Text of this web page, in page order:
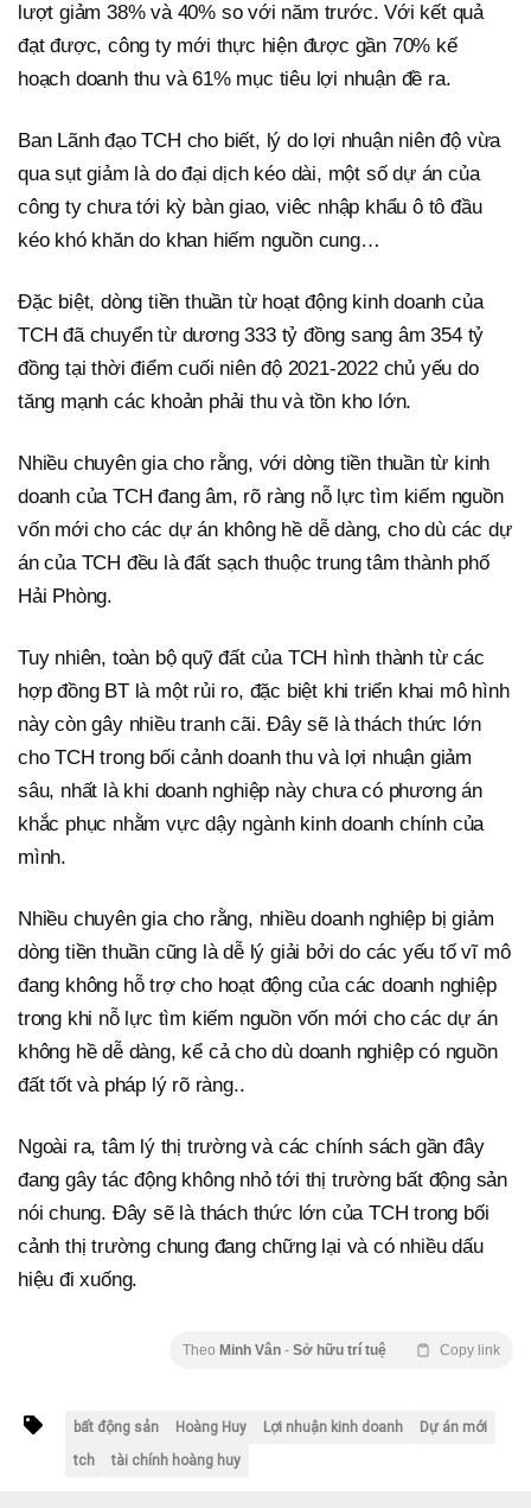
lượt giảm 38% và 40% so với năm trước. Với kết quả
đạt được, công ty mới thực hiện được gần 70% kế
hoạch doanh thu và 61% mục tiêu lợi nhuận đề ra.
Ban Lãnh đạo TCH cho biết, lý do lợi nhuận niên độ vừa
qua sụt giảm là do đại dịch kéo dài, một số dự án của
công ty chưa tới kỳ bàn giao, viêc nhập khẩu ô tô đầu
kéo khó khăn do khan hiếm nguồn cung…
Đặc biệt, dòng tiền thuần từ hoạt động kinh doanh của
TCH đã chuyển từ dương 333 tỷ đồng sang âm 354 tỷ
đồng tại thời điểm cuối niên độ 2021-2022 chủ yếu do
tăng mạnh các khoản phải thu và tồn kho lớn.
Nhiều chuyên gia cho rằng, với dòng tiền thuần từ kinh
doanh của TCH đang âm, rõ ràng nỗ lực tìm kiếm nguồn
vốn mới cho các dự án không hề dễ dàng, cho dù các dự
án của TCH đều là đất sạch thuộc trung tâm thành phố
Hải Phòng.
Tuy nhiên, toàn bộ quỹ đất của TCH hình thành từ các
hợp đồng BT là một rủi ro, đặc biệt khi triển khai mô hình
này còn gây nhiều tranh cãi. Đây sẽ là thách thức lớn
cho TCH trong bối cảnh doanh thu và lợi nhuận giảm
sâu, nhất là khi doanh nghiệp này chưa có phương án
khắc phục nhằm vực dậy ngành kinh doanh chính của
mình.
Nhiều chuyên gia cho rằng, nhiều doanh nghiệp bị giảm
dòng tiền thuần cũng là dễ lý giải bởi do các yếu tố vĩ mô
đang không hỗ trợ cho hoạt động của các doanh nghiệp
trong khi nỗ lực tìm kiếm nguồn vốn mới cho các dự án
không hề dễ dàng, kể cả cho dù doanh nghiệp có nguồn
đất tốt và pháp lý rõ ràng..
Ngoài ra, tâm lý thị trường và các chính sách gần đây
đang gây tác động không nhỏ tới thị trường bất động sản
nói chung. Đây sẽ là thách thức lớn của TCH trong bối
cảnh thị trường chung đang chững lại và có nhiều dấu
hiệu đi xuống.
Theo Minh Vân - Sở hữu trí tuệ Copy link
bất động sản Hoàng Huy Lợi nhuận kinh doanh
Dự án mới
tch
tài chính hoàng huy